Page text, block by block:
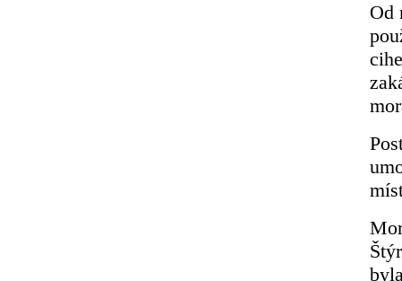
Od